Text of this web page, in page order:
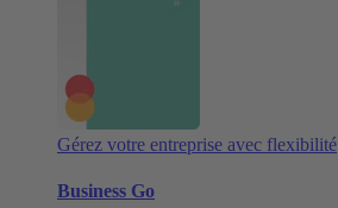
Gérez votre entreprise avec flexibilité
Business Go